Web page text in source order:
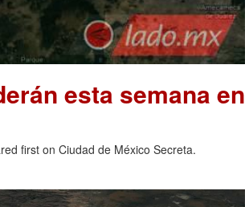
esta semana en
first on Ciudad de México Secreta.